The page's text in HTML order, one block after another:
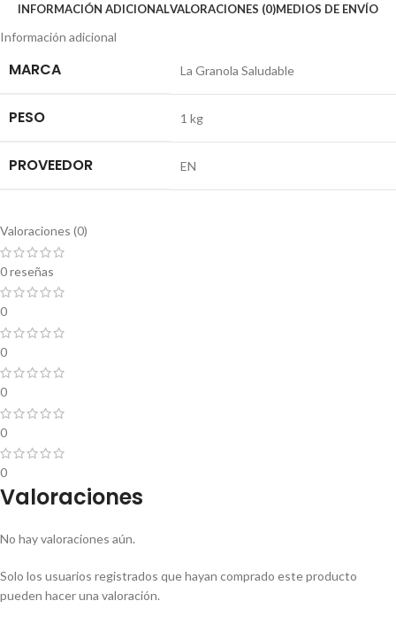
INFORMACIÓN ADICIONALVALORACIONES (0)MEDIOS DE ENVÍO
Información adicional
MARCA La Granola Saludable
PESO 1 kg
PROVEEDOR EN
Valoraciones (0)
0 reseñas
0
0
0
0
0
Valoraciones
No hay valoraciones aún.
Solo los usuarios registrados que hayan comprado este producto
pueden hacer una valoración.